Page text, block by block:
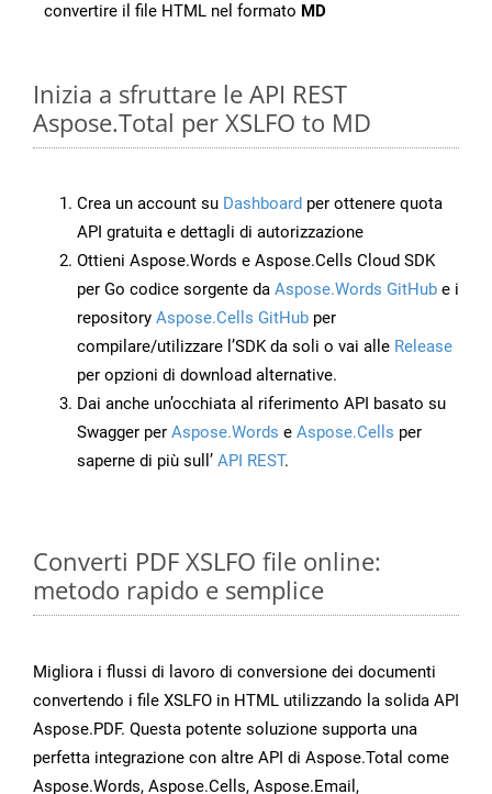
convertire il file HTML nel formato MD
Inizia a sfruttare le API REST
Aspose.Total per XSLFO to MD
Crea un account su Dashboard per ottenere quota
API gratuita e dettagli di autorizzazione
Ottieni Aspose.Words e Aspose.Cells Cloud SDK
per Go codice sorgente da Aspose.Words GitHub e i
repository Aspose.Cells GitHub per
compilare/utilizzare l’SDK da soli o vai alle Release
per opzioni di download alternative.
Dai anche un’occhiata al riferimento API basato su
Swagger per Aspose.Words e Aspose.Cells per
saperne di più sull’ API REST.
Converti PDF XSLFO file online:
metodo rapido e semplice
Migliora i flussi di lavoro di conversione dei documenti
convertendo i file XSLFO in HTML utilizzando la solida API
Aspose.PDF. Questa potente soluzione supporta una
perfetta integrazione con altre API di Aspose.Total come
Aspose.Words, Aspose.Cells, Aspose.Email,